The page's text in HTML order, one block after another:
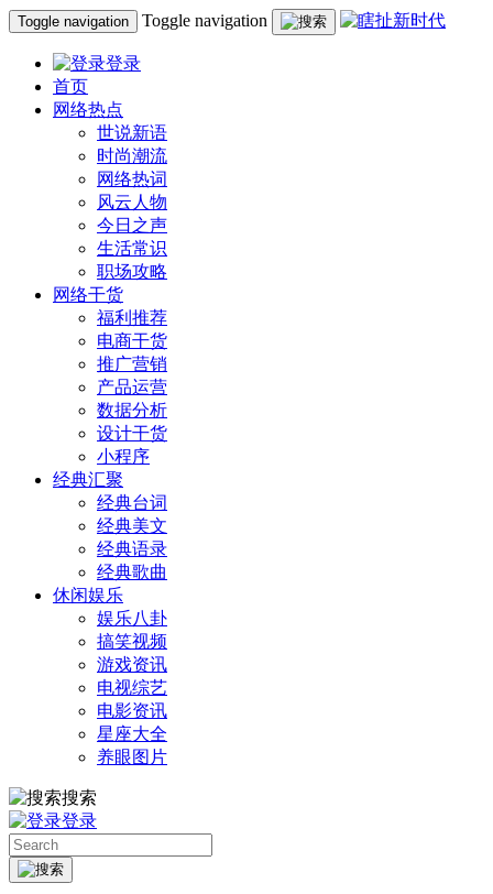
Toggle navigation Toggle navigation
登录
首页
网络热点
世说新语
时尚潮流
网络热词
风云人物
今日之声
生活常识
职场攻略
网络干货
福利推荐
电商干货
推广营销
产品运营
数据分析
设计干货
小程序
经典汇聚
经典台词
经典美文
经典语录
经典歌曲
休闲娱乐
娱乐八卦
搞笑视频
游戏资讯
电视综艺
电影资讯
星座大全
养眼图片
搜索
登录